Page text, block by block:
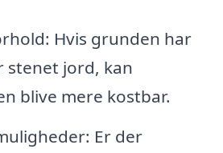
Hvis grunden har
stenet jord, kan
blive mere kostbar.
Er der